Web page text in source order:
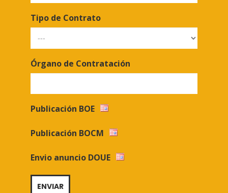
Tipo de Contrato
Órgano de Contratación
Publicación BOE
Publicación BOCM
Envio anuncio DOUE